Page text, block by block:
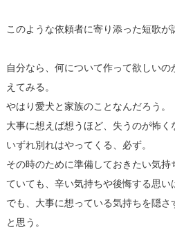
このような依頼者に寄り添った短歌が
自分なら、何について作って欲しい
えてみる。
やはり愛犬と家族のことなんだろう。
大事に想えば想うほど、失うのが怖く
いずれ別れはやってくる、必ず。
その時のために準備しておきたい気
ていても、辛い気持ちや後悔する思
でも、大事に想っている気持ちを隠
と思う。